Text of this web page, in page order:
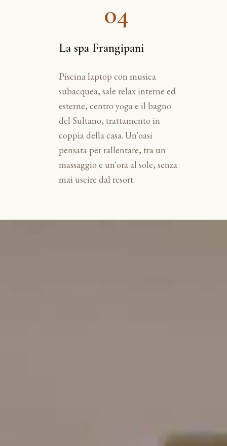
04
La spa Frangipani
Piscina laptop con musica
subacquea, sale relax interne ed
esterne, centro yoga e il bagno
del Sultano, trattamento in
coppia della casa. Un'oasi
pensata per rallentare, tra un
massaggio e un'ora al sole, senza
mai uscire dal resort.